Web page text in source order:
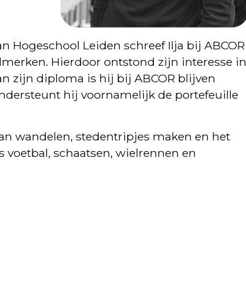
Hogeschool Leiden schreef Ilja bij ABCOR
Hierdoor ontstond zijn interesse in
zijn diploma is hij bij ABCOR blijven
hij voornamelijk de portefeuille
wandelen, stedentripjes maken en het
voetbal, schaatsen, wielrennen en